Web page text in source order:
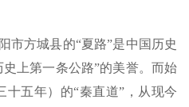
市方城县的“夏路”是中国历史
史上第一条公路”的美誉。而始
十五年）的“秦直道”，从现今